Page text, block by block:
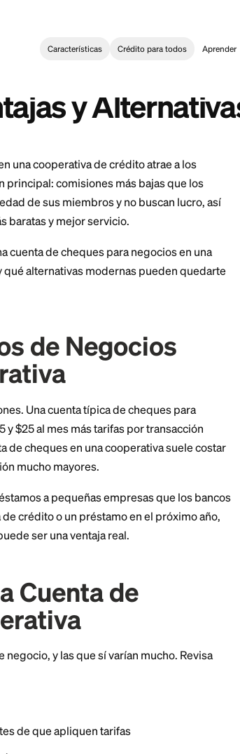
Características
de Cheques para Negocios en una
para
y
negocios en una cooperativa de crédito
una razón principal: comisiones más
más baratas y mejor servicio.
una cuenta de cheques para
de
entre $15 y $25 al mes más tarifas por
Una cuenta de cheques en una
préstamos a pequeñas
una línea de crédito o un préstamo en
local puede ser una ventaja real.
una Cuenta de